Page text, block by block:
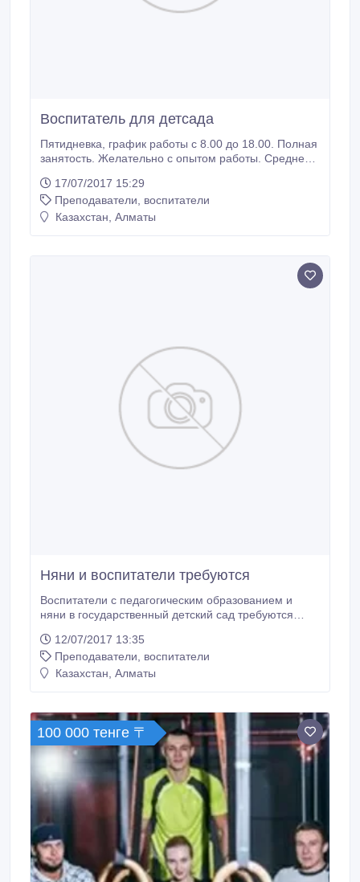
Воспитатель для детсада
Пятидневка, график работы с 8.00 до 18.00. Полная
занятость. Желательно с опытом работы. Среднее
образование..
17/07/2017 15:29
Преподаватели, воспитатели
Казахстан, Алматы
Няни и воспитатели требуются
Воспитатели с педагогическим образованием и
няни в государственный детский сад требуются
работы приветствуется..
12/07/2017 13:35
Преподаватели, воспитатели
Казахстан, Алматы
100 000 тенге 〒